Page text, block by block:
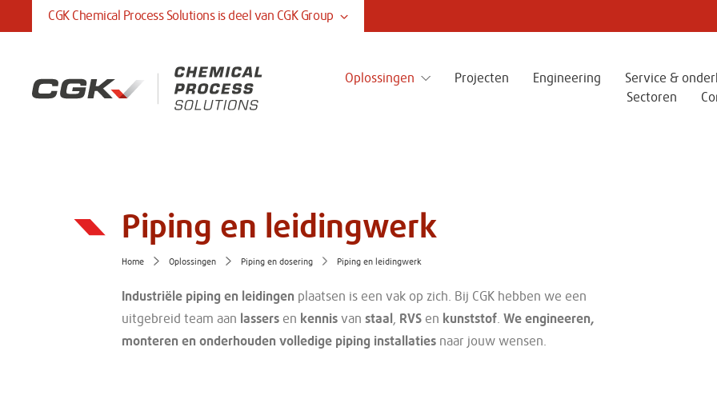
CGK Chemical Process Solutions is deel van CGK Group
CGK Chemical Process
Solutions
CGK Maritime & Infra
LODAX - Strong
Kunststof producten voor
Oplossingen Projecten Engineering
Service &
Sectoren
Piping en leidingwerk
Home Oplossingen Piping en dosering Piping en leidingwerk
Industriële piping en leidingen plaatsen is een vak op zich. Bij CGK hebben we een
uitgebreid team aan lassers en kennisvan staal, RVS en kunststof. Weengineeren,
monteren en onderhouden volledige piping installaties naar jouw wensen.